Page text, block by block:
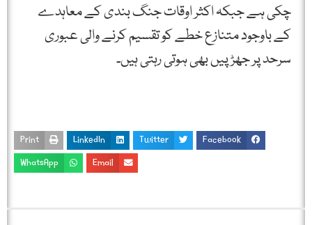
چکی ہے جبکہ اکثر اوقات جنگ بندی کے معاہدے
کے باوجود متنازع خطے کو تقسیم کرنے والی عبوری
سرحد پر جھڑپیں بھی ہوتی رہتی ہیں۔
Facebook
Twitter
LinkedIn
Print
Email
WhatsApp